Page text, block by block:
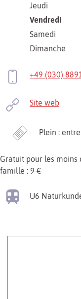
Jeudi
Vendredi
Samedi
Dimanche
+49 (030)
Site web
Plein :
Gratuit pour les moins
famille : 9 €
U6